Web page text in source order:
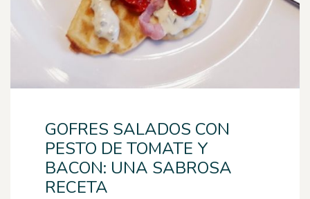
GOFRES SALADOS CON
PESTO DE TOMATE Y
BACON: UNA SABROSA
RECETA